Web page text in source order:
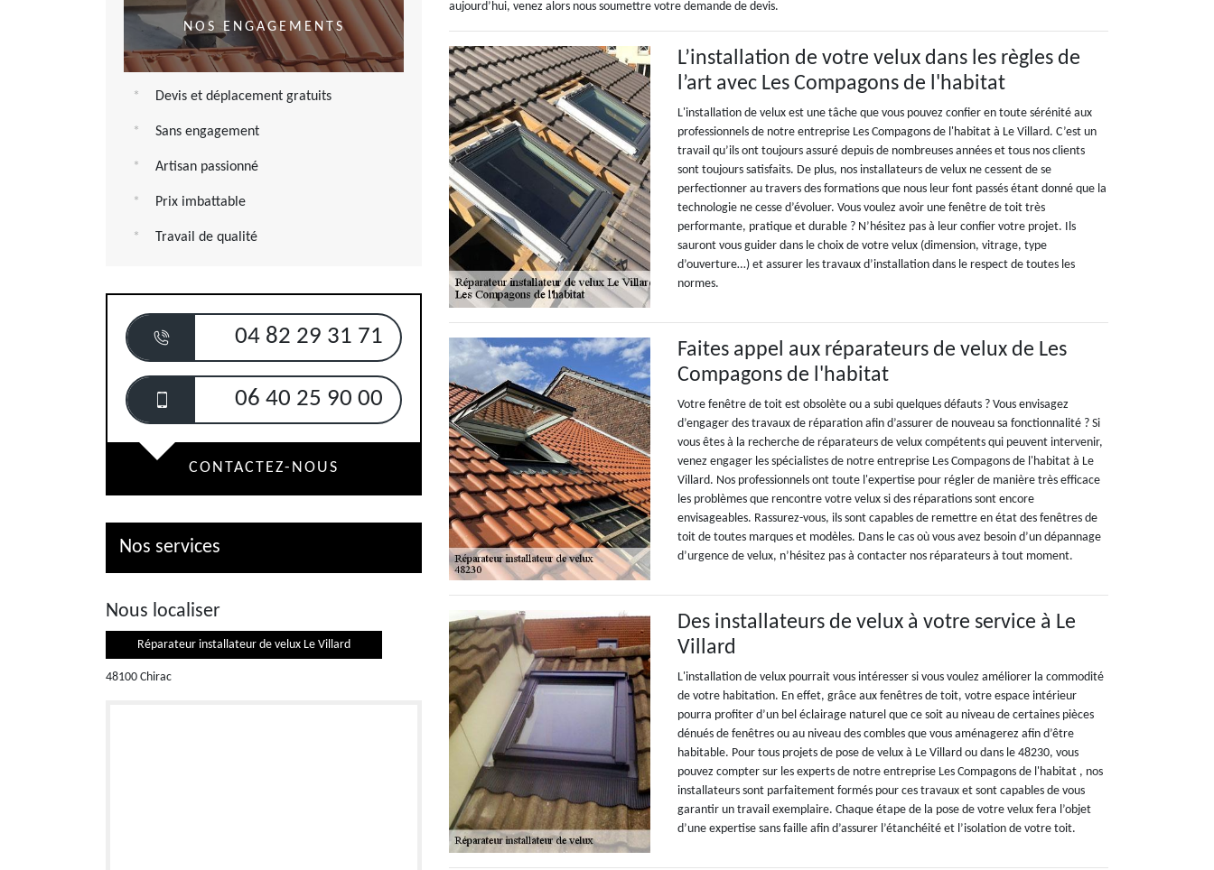
NOS ENGAGEMENTS
Devis et déplacement gratuits
Sans engagement
Artisan passionné
Prix imbattable
Travail de qualité
04 82 29 31 71
06 40 25 90 00
CONTACTEZ-NOUS
Nos services
Nous localiser
Réparateur installateur de velux Le Villard
48100 Chirac
aujourd’hui, venez alors nous soumettre votre demande de devis.
L’installation de votre velux dans les règles de
l’art avec Les Compagons de l'habitat
L'installation de velux est une tâche que vous pouvez confier en toute sérénité aux
professionnels de notre entreprise Les Compagons de l'habitat à Le Villard. C’est un
travail qu’ils ont toujours assuré depuis de nombreuses années et tous nos clients
sont toujours satisfaits. De plus, nos installateurs de velux ne cessent de se
perfectionner au travers des formations que nous leur font passés étant donné que la
technologie ne cesse d’évoluer. Vous voulez avoir une fenêtre de toit très
performante, pratique et durable ? N’hésitez pas à leur confier votre projet. Ils
sauront vous guider dans le choix de votre velux (dimension, vitrage, type
d’ouverture…) et assurer les travaux d’installation dans le respect de toutes les
normes.
Faites appel aux réparateurs de velux de Les
Compagons de l'habitat
Votre fenêtre de toit est obsolète ou a subi quelques défauts ? Vous envisagez
d’engager des travaux de réparation afin d’assurer de nouveau sa fonctionnalité ? Si
vous êtes à la recherche de réparateurs de velux compétents qui peuvent intervenir,
venez engager les spécialistes de notre entreprise Les Compagons de l'habitat à Le
Villard. Nos professionnels ont toute l'expertise pour régler de manière très efficace
les problèmes que rencontre votre velux si des réparations sont encore
envisageables. Rassurez-vous, ils sont capables de remettre en état des fenêtres de
toit de toutes marques et modèles. Dans le cas où vous avez besoin d’un dépannage
d’urgence de velux, n’hésitez pas à contacter nos réparateurs à tout moment.
Des installateurs de velux à votre service à Le
Villard
L'installation de velux pourrait vous intéresser si vous voulez améliorer la commodité
de votre habitation. En effet, grâce aux fenêtres de toit, votre espace intérieur
pourra profiter d’un bel éclairage naturel que ce soit au niveau de certaines pièces
dénués de fenêtres ou au niveau des combles que vous aménagerez afin d’être
habitable. Pour tous projets de pose de velux à Le Villard ou dans le 48230, vous
pouvez compter sur les experts de notre entreprise Les Compagons de l'habitat , nos
installateurs sont parfaitement formés pour ces travaux et sont capables de vous
garantir un travail exemplaire. Chaque étape de la pose de votre velux fera l’objet
d’une expertise sans faille afin d’assurer l’étanchéité et l’isolation de votre toit.